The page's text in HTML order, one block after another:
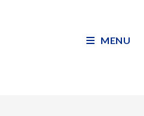
MENU